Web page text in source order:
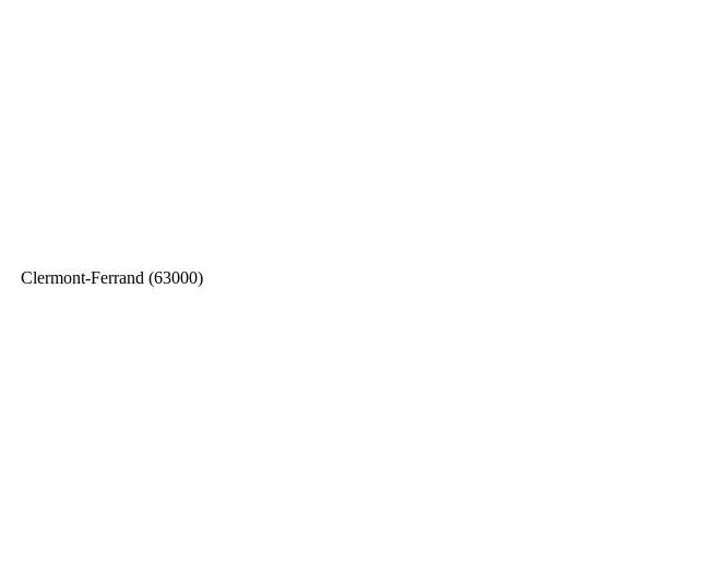
Clermont-Ferrand (63000)